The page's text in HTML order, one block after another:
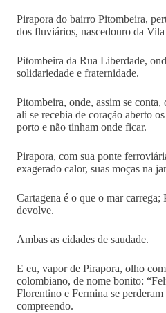
Pirapora do bairro Pitombeira,
dos fluviários, nascedouro da
Pitombeira da Rua Liberdade,
solidariedade e fraternidade.
Pitombeira, onde, assim se
ali se recebia de coração aberto
porto e não tinham onde ficar.
Pirapora, com sua ponte
exagerado calor, suas moças na
Cartagena é o que o mar
devolve.
Ambas as cidades de saudade.
E eu, vapor de Pirapora, olho
colombiano, de nome bonito:
Florentino e Fermina se
compreendo.